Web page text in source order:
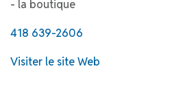
- la boutique
418 639-2606
Visiter le site Web